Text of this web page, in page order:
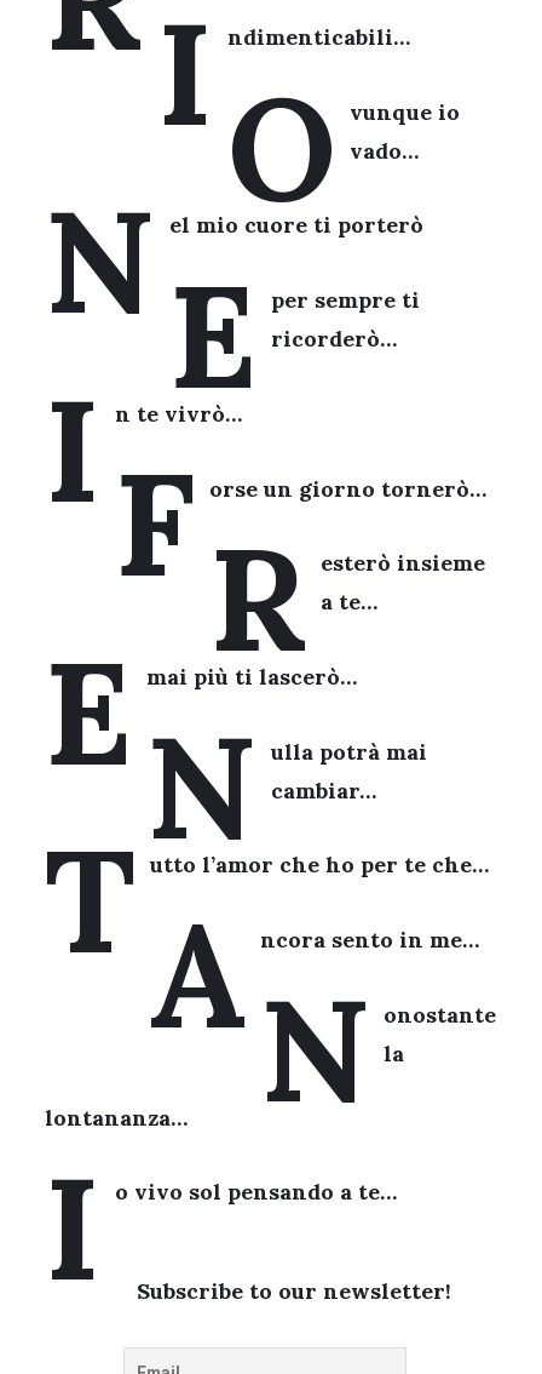
I ndimenticabili…
O
vunque io
vado…
N el mio cuore ti porterò
E
per sempre ti
ricorderò…
I n te vivrò…
F orse un giorno tornerò…
R
esterò insieme
a te…
E mai più ti lascerò…
N
ulla potrà mai
cambiar…
T utto l’amor che ho per te che…
A ncora sento in me…
N
onostante
la
lontananza…
I o vivo sol pensando a te…
Subscribe to our newsletter!